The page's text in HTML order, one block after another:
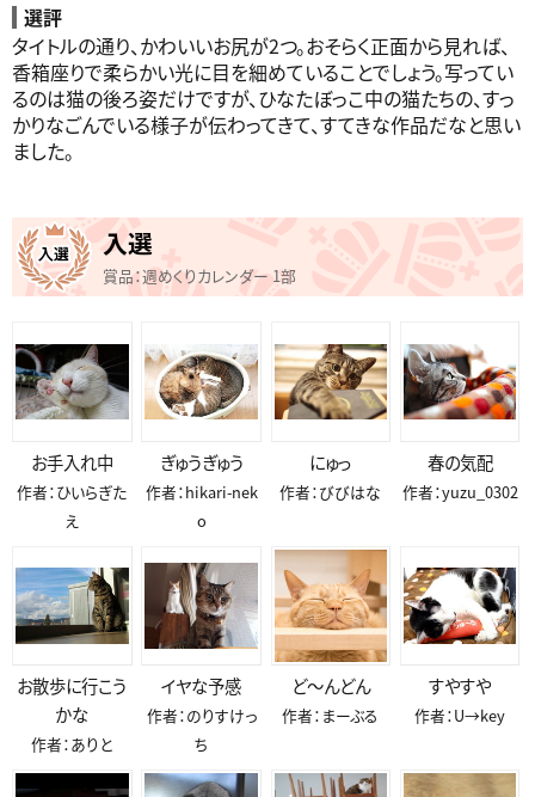
選評
タイトルの通り、かわいいお尻が2つ。おそらく正面から見れば、
香箱座りで柔らかい光に目を細めていることでしょう。写ってい
るのは猫の後ろ姿だけですが、ひなたぼっこ中の猫たちの、すっ
かりなごんでいる様子が伝わってきて、すてきな作品だなと思い
ました。
入選
賞品：週めくりカレンダー 1部
お手入れ中
作者：ひいらぎた
え
ぎゅうぎゅう
作者：hikari-nek
o
にゅっ
作者：びびはな
春の気配
作者：yuzu_0302
お散歩に行こう
かな
作者：ありと
イヤな予感
作者：のりすけっ
ち
ど〜んどん
作者：まーぶる
すやすや
作者：U→key